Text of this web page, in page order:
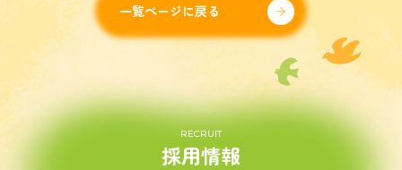
一覧ページに戻る
RECRUIT
採用情報